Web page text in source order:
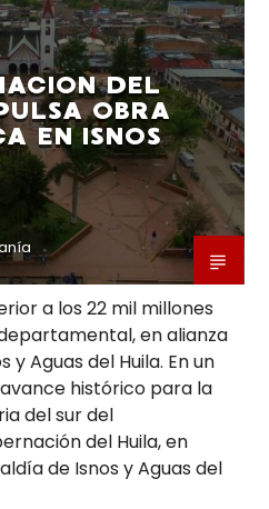
DEL
OBRA
EN ISNOS
a los 22 mil millones
en alianza
y Aguas del Huila. En un
histórico para la
del sur del
del Huila, en
de Isnos y Aguas del